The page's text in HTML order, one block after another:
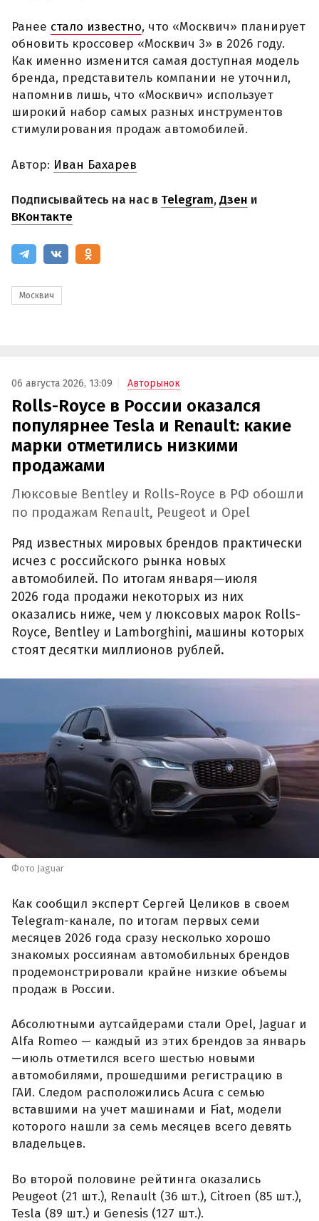
Ранее стало известно, что «Москвич» планирует
обновить кроссовер «Москвич 3» в 2026 году.
Как именно изменится самая доступная модель
бренда, представитель компании не уточнил,
напомнив лишь, что «Москвич» использует
широкий набор самых разных инструментов
стимулирования продаж автомобилей.
Автор: Иван Бахарев
Подписывайтесь на нас в Telegram,Дзен и
ВКонтакте
Москвич
06 августа 2026, 13:09 Авторынок
Rolls-Royce в России оказался
популярнее Tesla и Renault: какие
марки отметились низкими
продажами
Люксовые Bentley и Rolls-Royce в РФ обошли
по продажам Renault, Peugeot и Opel
Ряд известных мировых брендов практически
исчез с российского рынка новых
автомобилей. По итогам января—июля
2026 года продажи некоторых из них
оказались ниже, чем у люксовых марок Rolls-
Royce, Bentley и Lamborghini, машины которых
стоят десятки миллионов рублей.
Фото Jaguar
Как сообщил эксперт Сергей Целиков в своем
Telegram-канале, по итогам первых семи
месяцев 2026 года сразу несколько хорошо
знакомых россиянам автомобильных брендов
продемонстрировали крайне низкие объемы
продаж в России.
Абсолютными аутсайдерами стали Opel, Jaguar и
Alfa Romeo — каждый из этих брендов за январь
—июль отметился всего шестью новыми
автомобилями, прошедшими регистрацию в
ГАИ. Следом расположились Acura с семью
вставшими на учет машинами и Fiat, модели
которого нашли за семь месяцев всего девять
владельцев.
Во второй половине рейтинга оказались
Peugeot (21 шт.), Renault (36 шт.), Citroen (85 шт.),
Tesla (89 шт.) и Genesis (127 шт.).